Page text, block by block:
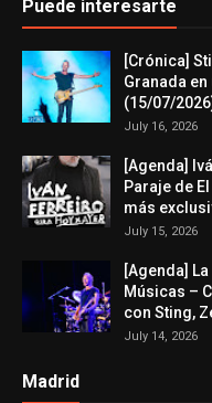
Puede interesarte
[Crónica]
Granada
(15/07/
July 16, 2026
[Agenda]
Paraje de
más
July 15, 2026
[Agenda]
Músicas –
con Sting,
July 14, 2026
Madrid